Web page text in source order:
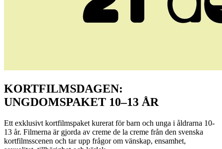
KORTFILMSDAGEN:
UNGDOMSPAKET 10–13 ÅR
Ett exklusivt kortfilmspaket kurerat för barn och unga i åldrarna 10-
13 år. Filmerna är gjorda av creme de la creme från den svenska
kortfilmsscenen och tar upp frågor om vänskap, ensamhet,